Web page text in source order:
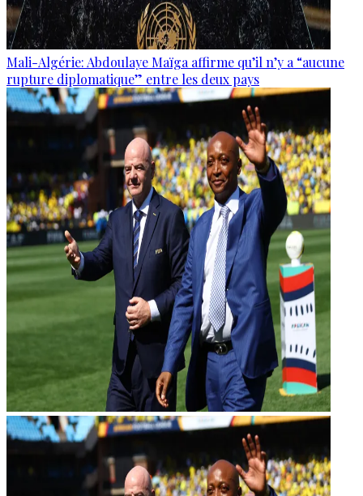
Mali-Algérie: Abdoulaye Maïga affirme qu’il n’y a “aucune
rupture diplomatique” entre les deux pays